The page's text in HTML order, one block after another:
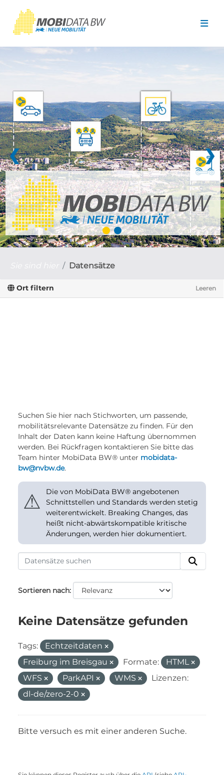
❮ ❯
Datensätze
Ort filtern Leeren
Suchen Sie hier nach Stichworten, um passende,
mobilitätsrelevante Datensätze zu finden. Für den
Inhalt der Daten kann keine Haftung übernommen
werden. Bei Rückfragen kontaktieren Sie bitte das
Team hinter MobiData BW® unter mobidata-
bw@nvbw.de.
⚠
Die von MobiData BW® angebotenen
Schnittstellen und Standards werden stetig
weiterentwickelt. Breaking Changes, das
heißt nicht-abwärtskompatible kritische
Änderungen, werden hier dokumentiert.
Sortieren nach
Keine Datensätze gefunden
Tags:
Echtzeitdaten
Freiburg im Breisgau
Formate:
HTML
WFS
ParkAPI WMS
Lizenzen:
dl-de/zero-2-0
Bitte versuch es mit einer anderen Suche.